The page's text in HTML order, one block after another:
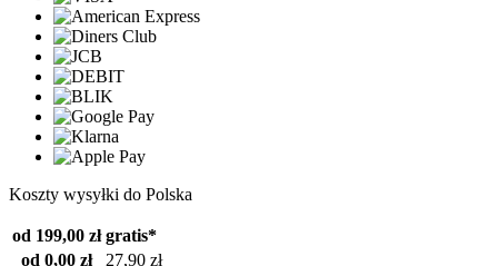
Koszty wysyłki do Polska
od 199,00 zł gratis*
od 0,00 zł
27,90 zł